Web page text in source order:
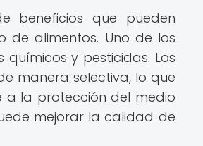
beneficios que pueden
de alimentos. Uno de los
y pesticidas. Los
manera selectiva, lo que
a la protección del medio
mejorar la calidad de